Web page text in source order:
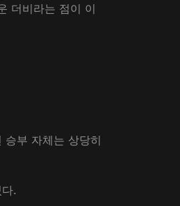
더비라는 점이 이
승부 자체는 상당히
.